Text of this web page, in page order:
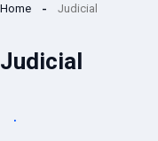
Home Judicial
Judicial